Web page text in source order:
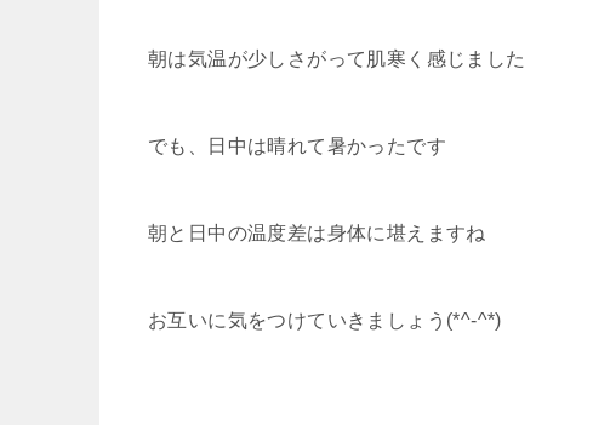
朝は気温が少しさがって肌寒く感じました
でも、日中は晴れて暑かったです
朝と日中の温度差は身体に堪えますね
お互いに気をつけていきましょう(*^-^*)